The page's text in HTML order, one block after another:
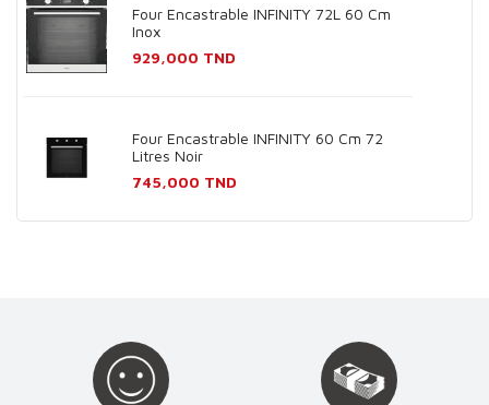
Four Encastrable INFINITY 72L 60 Cm
Inox
Prix
929,000 TND
Four Encastrable INFINITY 60 Cm 72
Litres Noir
Prix
745,000 TND